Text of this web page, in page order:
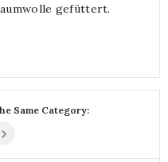
gefüttert.
Same Category: